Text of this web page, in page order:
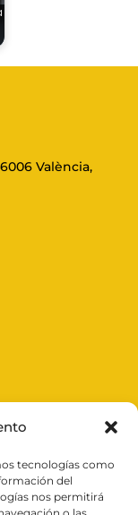
tecnologías como
del
nos permitirá
del día.
de persianas
València,